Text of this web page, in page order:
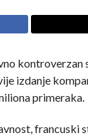
kontroverzan
izdanje
primeraka.
francuski